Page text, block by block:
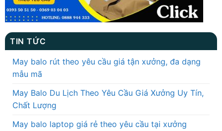
TIN TỨC
May balo rút theo yêu cầu giá tận xưởng, đa dạng
mẫu mã
May Balo Du Lịch Theo Yêu Cầu Giá Xưởng Uy Tín,
Chất Lượng
May balo laptop giá rẻ theo yêu cầu tại xưởng